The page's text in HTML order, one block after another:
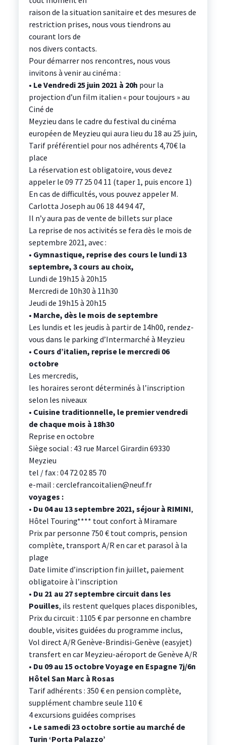
raison de la situation sanitaire et des mesures de
restriction prises, nous vous tiendrons au
courant lors de
nos divers contacts.
Pour démarrer nos rencontres, nous vous
invitons à venir au cinéma :
• Le Vendredi 25 juin 2021 à 20h pour la
projection d’un film italien « pour toujours » au
Ciné de
Meyzieu dans le cadre du festival du cinéma
européen de Meyzieu qui aura lieu du 18 au 25 juin,
Tarif préférentiel pour nos adhérents 4,70€ la
place
La réservation est obligatoire, vous devez
appeler le 09 77 25 04 11 (taper 1, puis encore 1)
En cas de difficultés, vous pouvez appeler M.
Carlotta Joseph au 06 18 44 94 47,
Il n’y aura pas de vente de billets sur place
La reprise de nos activités se fera dès le mois de
septembre 2021, avec :
• Gymnastique, reprise des cours le lundi 13
septembre, 3 cours au choix,
Lundi de 19h15 à 20h15
Mercredi de 10h30 à 11h30
Jeudi de 19h15 à 20h15
• Marche, dès le mois de septembre
Les lundis et les jeudis à partir de 14h00, rendez-
vous dans le parking d’Intermarché à Meyzieu
• Cours d’italien, reprise le mercredi 06
octobre
Les mercredis,
les horaires seront déterminés à l’inscription
selon les niveaux
• Cuisine traditionnelle, le premier vendredi
de chaque mois à 18h30
Reprise en octobre
Siège social : 43 rue Marcel Girardin 69330
Meyzieu
tel / fax : 04 72 02 85 70
e-mail : cerclefrancoitalien@neuf.fr
voyages :
• Du 04 au 13 septembre 2021, séjour à RIMINI,
Hôtel Touring**** tout confort à Miramare
Prix par personne 750 € tout compris, pension
complète, transport A/R en car et parasol à la
plage
Date limite d’inscription fin juillet, paiement
obligatoire à l’inscription
• Du 21 au 27 septembre circuit dans les
Pouilles, ils restent quelques places disponibles,
Prix du circuit : 1105 € par personne en chambre
double, visites guidées du programme inclus,
Vol direct A/R Genève-Brindisi-Genève (easyjet)
transfert en car Meyzieu-aéroport de Genève A/R
• Du 09 au 15 octobre Voyage en Espagne 7j/6n
Hôtel San Marc à Rosas
Tarif adhérents : 350 € en pension complète,
supplément chambre seule 110 €
4 excursions guidées comprises
• Le samedi 23 octobre sortie au marché de
Turin ‘Porta Palazzo’